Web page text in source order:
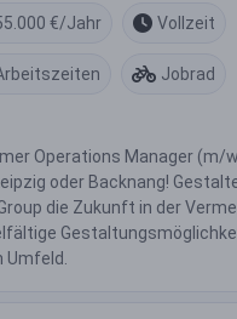
€/Jahr
Vollzeit
Jobrad
Operations Manager (m/
oder Backnang!
die Zukunft in der